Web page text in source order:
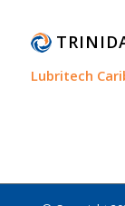
Lubritech